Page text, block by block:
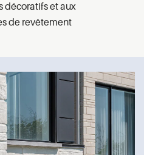
décoratifs et aux
de revêtement